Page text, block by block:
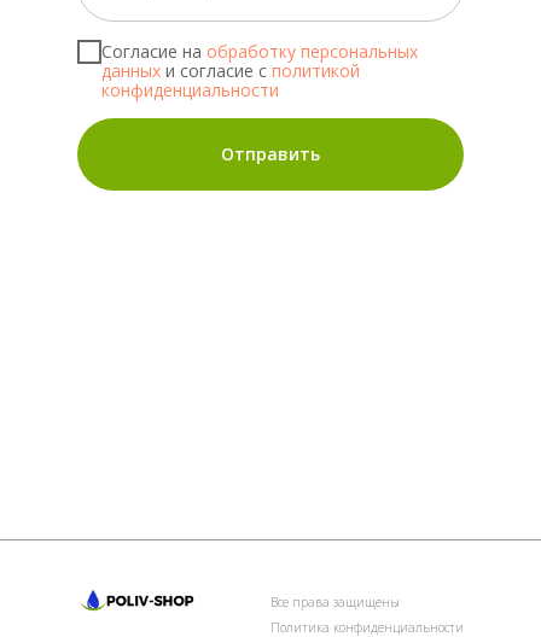
Согласие на обработку персональных
данных и согласие с политикой
конфиденциальности
Отправить
Все права защищены
Политика конфиденциальности